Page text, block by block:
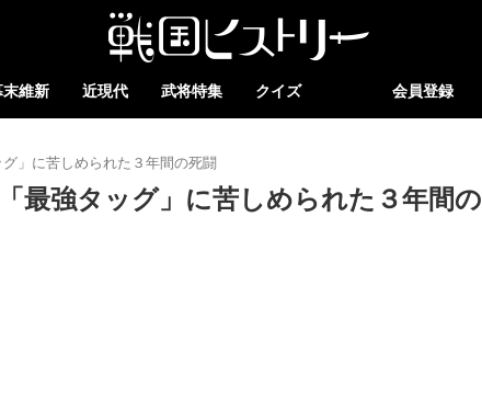
末維新 近現代 武将特集 クイズ 会員登録
」に苦しめられた３年間の死闘
最強タッグ」に苦しめられた３年間の